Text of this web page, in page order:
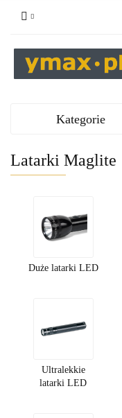
Kategorie
Latarki Maglite
Duże latarki LED
Ultralekkie
latarki LED